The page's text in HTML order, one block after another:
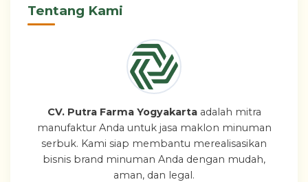
Tentang Kami
CV. Putra Farma Yogyakartaadalah mitra
manufaktur Anda untuk jasa maklon minuman
serbuk. Kami siap membantu merealisasikan
bisnis brand minuman Anda dengan mudah,
aman, dan legal.